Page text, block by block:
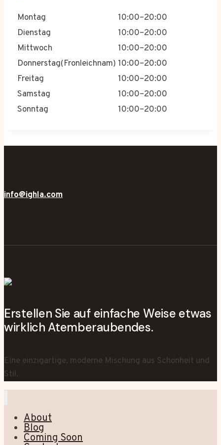
Montag
10:00–20:00
Dienstag
10:00–20:00
Mittwoch
10:00–20:00
Donnerstag(Fronleichnam) 10:00–20:00
Freitag
10:00–20:00
Samstag
10:00–20:00
Sonntag
10:00–20:00
info@ighla.com
Erstellen Sie auf einfache Weise etwas
wirklich Atemberaubendes.
Eine einzigartige, moderne Mischung aus Schönheit und
Stil.
About
Blog
Coming Soon